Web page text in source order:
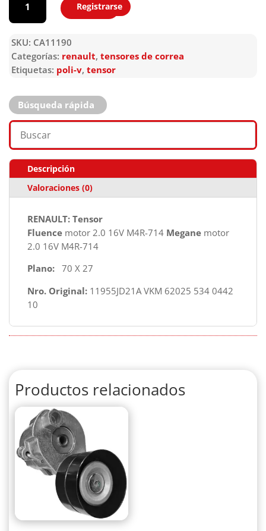
Agregar
Registrarse
SKU: CA11190
Categorías: renault, tensores de correa
Etiquetas: poli-v, tensor
Búsqueda rápida
Descripción
Valoraciones (0)
RENAULT: Tensor
Fluence motor 2.0 16V M4R-714 Megane motor
2.0 16V M4R-714
Plano: 70 X 27
Nro. Original: 11955JD21A VKM 62025 534 0442
10
Productos relacionados